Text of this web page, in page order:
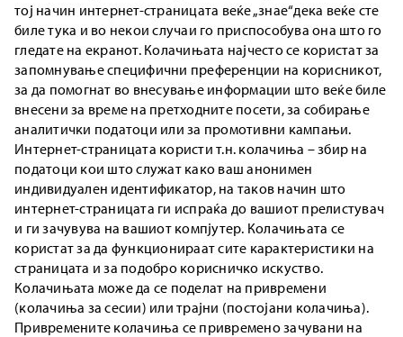
тој начин интернет-страницата веќе „знае“дека веќе сте
биле тука и во некои случаи го приспособува она што го
гледате на екранот. Колачињата најчесто се користат за
запомнување специфични преференции на корисникот,
за да помогнат во внесување информации што веќе биле
внесени за време на претходните посети, за собирање
аналитички податоци или за промотивни кампањи.
Интернет-страницата користи т.н. колачиња – збир на
податоци кои што служат како ваш анонимен
индивидуален идентификатор, на таков начин што
интернет-страницата ги испраќа до вашиот прелистувач
и ги зачувува на вашиот компјутер. Колачињата се
користат за да функционираат сите карактеристики на
страницата и за подобро корисничко искуство.
Колачињата може да се поделат на привремени
(колачиња за сесии) или трајни (постојани колачиња).
Привремените колачиња се привремено зачувани на